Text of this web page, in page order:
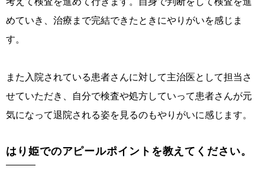
めていき、治療まで完結できたときにやりがいを感じま
す。
また入院されている患者さんに対して主治医として担当さ
せていただき、自分で検査や処方していって患者さんが元
気になって退院される姿を見るのもやりがいに感じます。
はり姫でのアピールポイントを教えてください。